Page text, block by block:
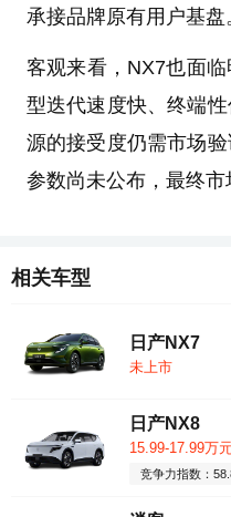
承接品牌原有用户基盘
客观来看，NX7也面
型迭代速度快、终端
源的接受度仍需市场
参数尚未公布，最终市
相关车型
日产NX7
未上市
日产NX8
15.99-17.99万
竞争力指数：